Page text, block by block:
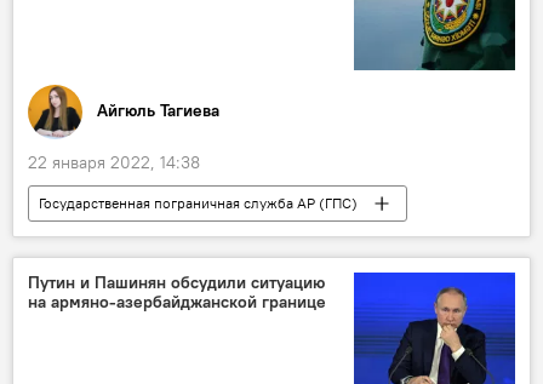
Айгюль Тагиева
22 января 2022, 14:38
Государственная пограничная служба АР (ГПС)
Азербайджан
Происшествия
военнослужащий
Путин и Пашинян обсудили ситуацию
на армяно-азербайджанской границе